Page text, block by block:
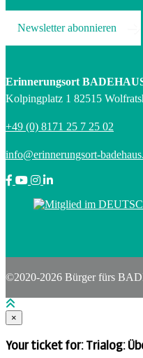
Newsletter abonnieren
Erinnerungsort
Kolpingplatz 1 82515
+49 (0) 8171 25 7 25 02
info@erinnerungsort-
©2020-2026 Bürger fürs
×
Your ticket for: Trialog: